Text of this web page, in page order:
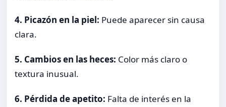
4. Picazón en la piel: Puede aparecer sin causa
clara.
5. Cambios en las heces: Color más claro o
textura inusual.
6. Pérdida de apetito: Falta de interés en la